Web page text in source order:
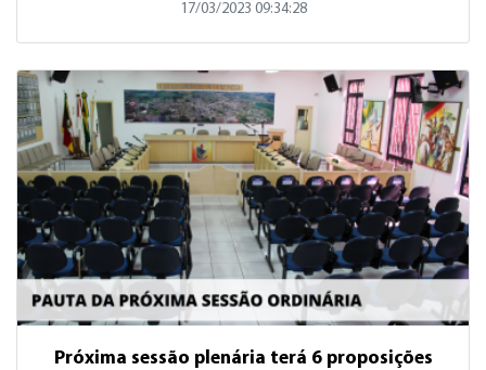
17/03/2023 09:34:28
Próxima sessão plenária terá 6 proposições